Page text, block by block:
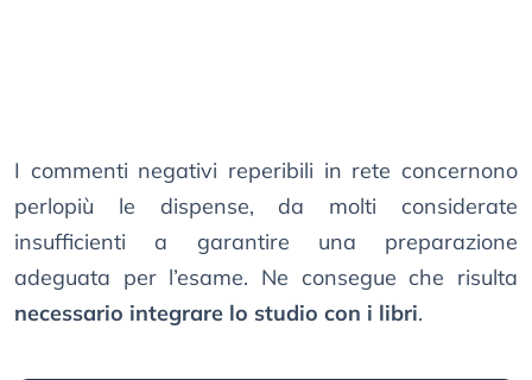
I commenti negativi reperibili in rete concernono
perlopiù le dispense, da molti considerate
insufficienti a garantire una preparazione
adeguata per l’esame. Ne consegue che risulta
necessario integrare lo studio con i libri.